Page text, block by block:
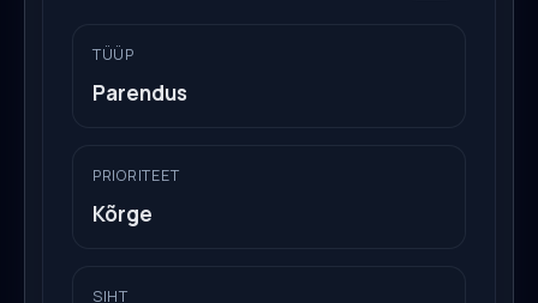
TÜÜP
Parendus
PRIORITEET
Kõrge
SIHT